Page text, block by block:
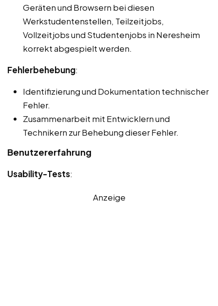
Geräten und Browsern bei diesen
Werkstudentenstellen, Teilzeitjobs,
Vollzeitjobs und Studentenjobs in Neresheim
korrekt abgespielt werden.
Fehlerbehebung:
Identifizierung und Dokumentation technischer
Fehler.
Zusammenarbeit mit Entwicklern und
Technikern zur Behebung dieser Fehler.
Benutzererfahrung
Usability-Tests:
Anzeige